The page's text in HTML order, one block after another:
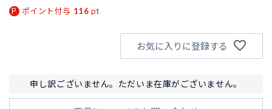
ポイント付与 116 pt
お気に入りに登録する
申し訳ございません。ただいま在庫がございません。